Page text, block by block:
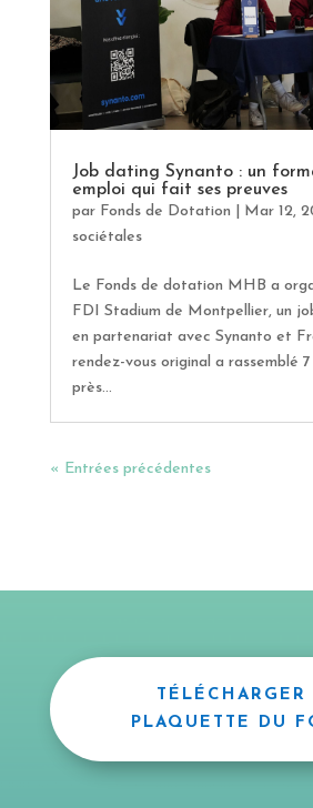
Job dating Synanto : un
emploi qui fait ses preuves
par Fonds de Dotation Mar 12,
sociétales
Le Fonds de dotation MHB a
FDI Stadium de Montpellier, un
en partenariat avec Synanto et
rendez-vous original a rassemblé
près...
« Entrées précédentes
TÉLÉCHARGER
PLAQUETTE DU